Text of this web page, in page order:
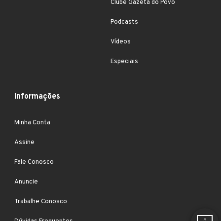
Clube Gazeta do Povo
Podcasts
Vídeos
Especiais
Informações
Minha Conta
Assine
Fale Conosco
Anuncie
Trabalhe Conosco